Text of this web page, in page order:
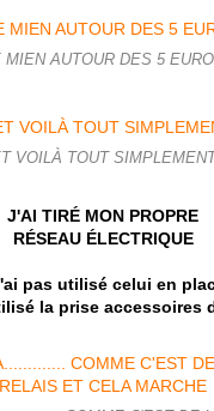
MIEN AUTOUR DES 5
VOILÀ TOUT SIMPLEMENT
J'AI TIRÉ MON PROPRE
RÉSEAU ÉLECTRIQUE
pas utilisé celui en
la prise accessoires